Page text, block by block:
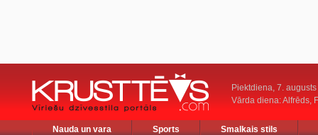
Piektdiena, 7. augusts
Vārda diena: Alfrēds,
Nauda un vara Sports Smalkais stils